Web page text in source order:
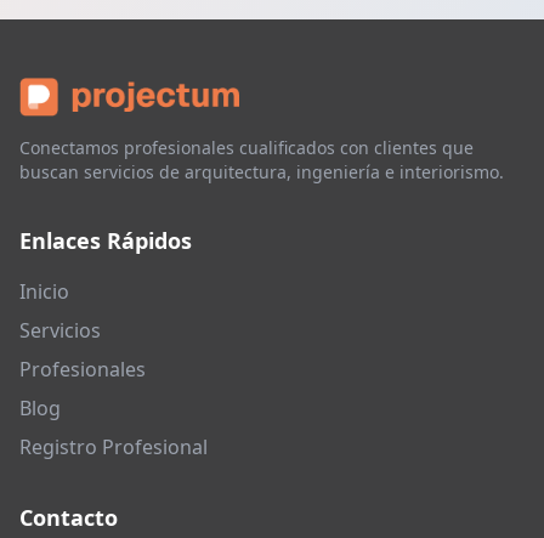
Conectamos profesionales cualificados con clientes que
buscan servicios de arquitectura, ingeniería e interiorismo.
Enlaces Rápidos
Inicio
Servicios
Profesionales
Blog
Registro Profesional
Contacto